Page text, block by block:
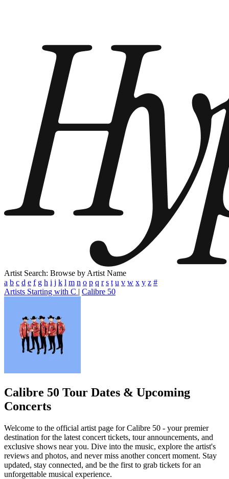
Artist Search: Browse by Artist Name
a b c d e f g h i j k l m n o p q r s t u v w x y z #
Artists Starting with C | Calibre 50
Calibre 50 Tour Dates & Upcoming
Concerts
Welcome to the official artist page for Calibre 50 - your premier
destination for the latest concert tickets, tour announcements, and
exclusive shows near you. Dive into the music, explore the artist's
reviews and photos, and never miss another concert moment. Stay
updated, stay connected, and be the first to grab tickets for an
unforgettable musical experience.